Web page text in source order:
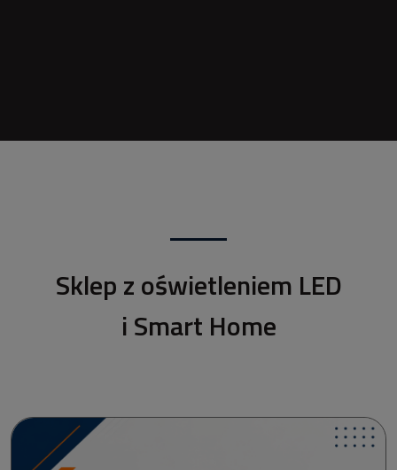
Sklep z oświetleniem LED
i Smart Home